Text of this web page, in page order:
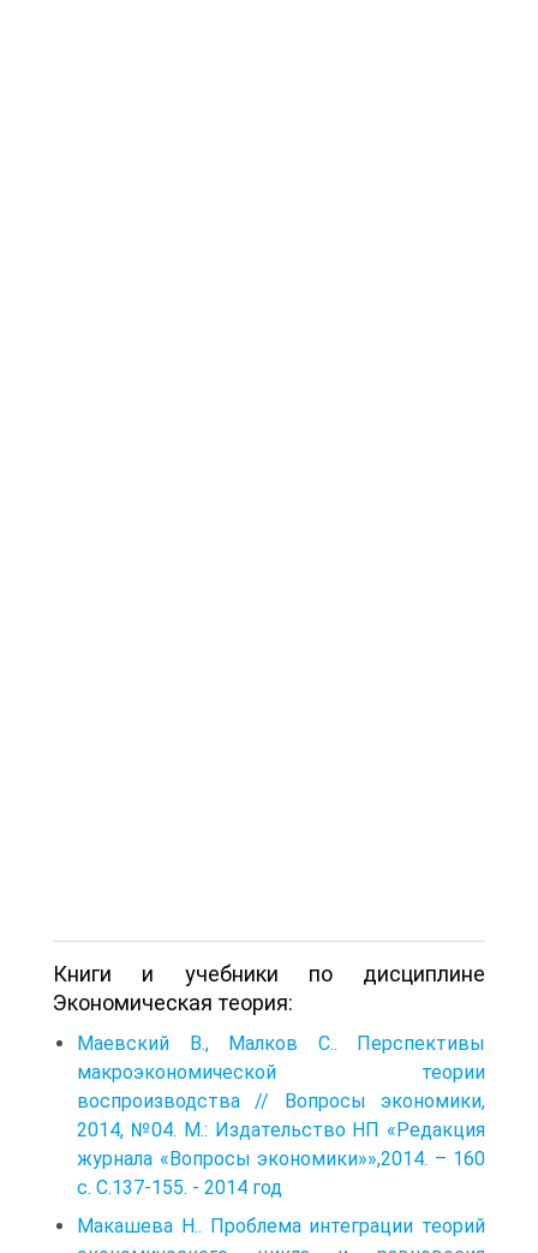
Книги и учебники по дисциплине
Экономическая теория:
Маевский В., Малков С.. Перспективы
макроэкономической теории
воспроизводства // Вопросы экономики,
2014, №04. М.: Издательство НП «Редакция
журнала «Вопросы экономики»»,2014. – 160
с. С.137-155. - 2014 год
Макашева Н.. Проблема интеграции теорий